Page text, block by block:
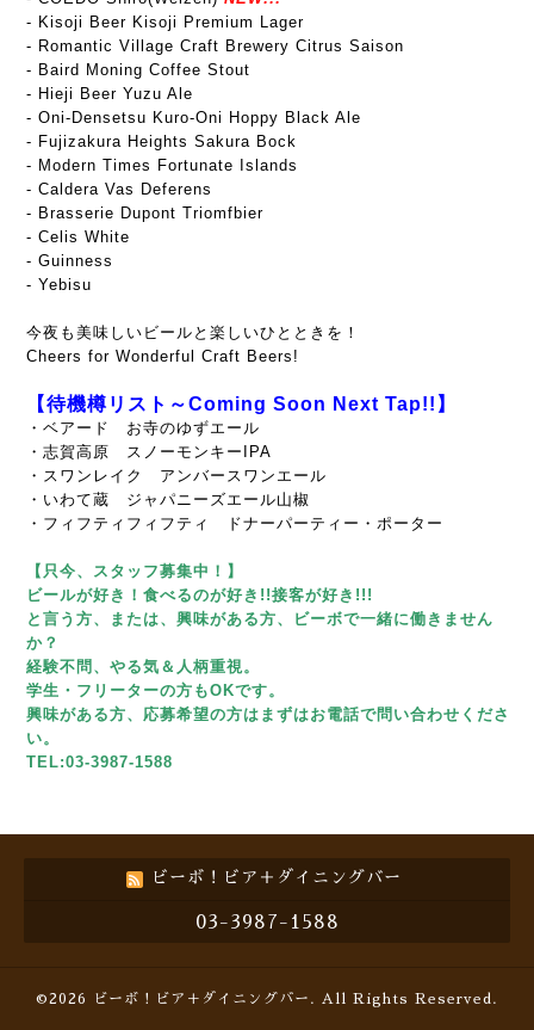
- Kisoji Beer Kisoji Premium Lager
- Romantic Village Craft Brewery Citrus Saison
- Baird Moning Coffee Stout
- Hieji Beer Yuzu Ale
- Oni-Densetsu Kuro-Oni Hoppy Black Ale
- Fujizakura Heights Sakura Bock
- Modern Times Fortunate Islands
- Caldera Vas Deferens
- Brasserie Dupont Triomfbier
- Celis White
- Guinness
- Yebisu
今夜も美味しいビールと楽しいひとときを！
Cheers for Wonderful Craft Beers!
【待機樽リスト～Coming Soon Next Tap!!】
・ベアード お寺のゆずエール
・志賀高原 スノーモンキーIPA
・スワンレイク アンバースワンエール
・いわて蔵 ジャパニーズエール山椒
・フィフティフィフティ ドナーパーティー・ポーター
【只今、スタッフ募集中！】
ビールが好き！食べるのが好き!!接客が好き!!!
と言う方、または、興味がある方、ビーボで一緒に働きません
か？
経験不問、やる気＆人柄重視。
学生・フリーターの方もOKです。
興味がある方、応募希望の方はまずはお電話で問い合わせくださ
い。
TEL:03-3987-1588
ビーボ！ビア＋ダイニングバー
03-3987-1588
©2026 ビーボ！ビア＋ダイニングバー . All Rights Reserved.